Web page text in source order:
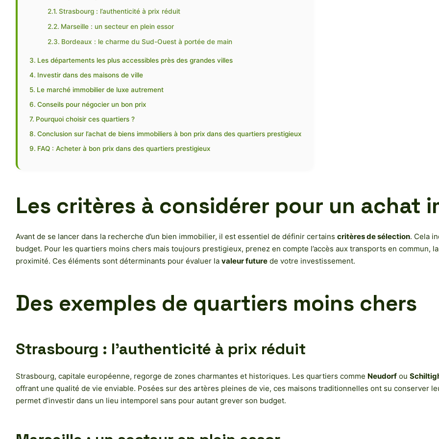
Strasbourg : l’authenticité à prix réduit
Marseille : un secteur en plein essor
Bordeaux : le charme du Sud-Ouest à portée de main
Les départements les plus accessibles près des grandes villes
Investir dans des maisons de ville
Le marché immobilier de luxe autrement
Conseils pour négocier un bon prix
Pourquoi choisir ces quartiers ?
Conclusion sur l’achat de biens immobiliers à bon prix dans des quartiers prestigieux
FAQ : Acheter à bon prix dans des quartiers prestigieux
Les critères à considérer pour un achat
Avant de se lancer dans la recherche d’un bien immobilier, il est essentiel de définir certains critères de sélection. Cela
budget. Pour les quartiers moins chers mais toujours prestigieux, prenez en compte l’accès aux transports en commun,
proximité. Ces éléments sont déterminants pour évaluer la valeur future de votre investissement.
Des exemples de quartiers moins chers
Strasbourg : l’authenticité à prix réduit
Strasbourg, capitale européenne, regorge de zones charmantes et historiques. Les quartiers comme Neudorf ou
offrant une qualité de vie enviable. Posées sur des artères pleines de vie, ces maisons traditionnelles ont su conserver
permet d’investir dans un lieu intemporel sans pour autant grever son budget.